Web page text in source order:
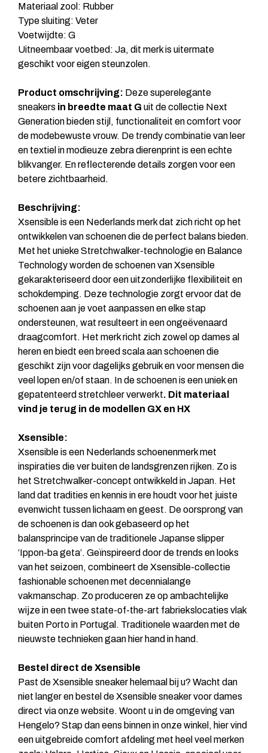
Materiaal zool: Rubber
Type sluiting: Veter
Voetwijdte: G
Uitneembaar voetbed: Ja, dit merk is uitermate
geschikt voor eigen steunzolen.
Product omschrijving: Deze superelegante
sneakers in breedte maat G uit de collectie Next
Generation bieden stijl, functionaliteit en comfort voor
de modebewuste vrouw. De trendy combinatie van leer
en textiel in modieuze zebra dierenprint is een echte
blikvanger. En reflecterende details zorgen voor een
betere zichtbaarheid.
Beschrijving:
Xsensible is een Nederlands merk dat zich richt op het
ontwikkelen van schoenen die de perfect balans bieden.
Met het unieke Stretchwalker-technologie en Balance
Technology worden de schoenen van Xsensible
gekarakteriseerd door een uitzonderlijke flexibiliteit en
schokdemping. Deze technologie zorgt ervoor dat de
schoenen aan je voet aanpassen en elke stap
ondersteunen, wat resulteert in een ongeëvenaard
draagcomfort. Het merk richt zich zowel op dames al
heren en biedt een breed scala aan schoenen die
geschikt zijn voor dagelijks gebruik en voor mensen die
veel lopen en/of staan. In de schoenen is een uniek en
gepatenteerd stretchleer verwerkt. Dit materiaal
vind je terug in de modellen GX en HX
Xsensible:
Xsensibleis een Nederlands schoenenmerk met
inspiraties die ver buiten de landsgrenzen rijken. Zo is
het Stretchwalker-concept ontwikkeld in Japan. Het
land dat tradities en kennis in ere houdt voor het juiste
evenwicht tussen lichaam en geest. De oorsprong van
de schoenen is dan ook gebaseerd op het
balansprincipe van de traditionele Japanse slipper
‘Ippon-ba geta’. Geïnspireerd door de trends en looks
van het seizoen, combineert de Xsensible-collectie
fashionable schoenen met decennialange
vakmanschap. Zo produceren ze op ambachtelijke
wijze in een twee state-of-the-art fabriekslocaties vlak
buiten Porto in Portugal. Traditionele waarden met de
nieuwste technieken gaan hier hand in hand.
Bestel direct de Xsensible
Past de Xsensible sneaker helemaal bij u? Wacht dan
niet langer en bestel de Xsensible sneaker voor dames
direct via onze website. Woont u in de omgeving van
Hengelo? Stap dan eens binnen in onze winkel, hier vind
een uitgebreide comfort afdeling met heel veel merken